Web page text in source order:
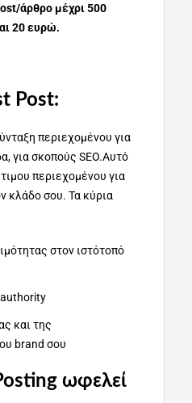
άρθρο μέχρι 500
20 ευρώ.
Post:
περιεχομένου για
για σκοπούς SEO.Aυτό
περιεχομένου για
κλάδο σου. Τα κύρια
στον ιστότοπό
authority
και της
brand σου
ωφελεί